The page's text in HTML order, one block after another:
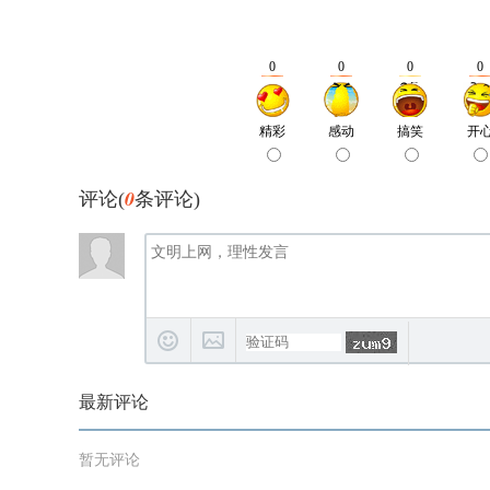
评论(0条评论)
最新评论
暂无评论